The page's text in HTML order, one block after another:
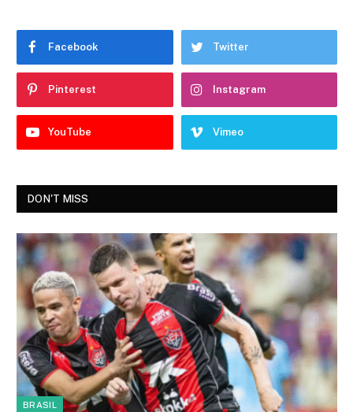
Facebook Twitter
Pinterest Instagram
YouTube Vimeo
DON'T MISS
BRASIL